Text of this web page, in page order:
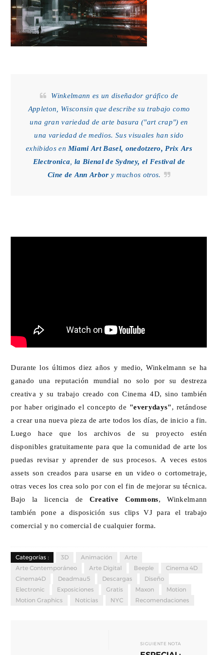
Winkelmann es un diseñador gráfico de
Appleton, Wisconsin que describe su trabajo como
una gran variedad de arte basura ("art crap") en
una variedad de medios. Sus visuales han sido
exhibidos en Miami Art Basel, onedotzero, Prix Ars
Electronica
la Bienal de Sydney, el Festival de
Cine de Ann Arbor y muchos otros.
Durante los últimos diez años y medio, Winkelmann se ha
ganado una reputación mundial no solo por su destreza
creativa y su trabajo creado con Cinema 4D, sino también
por haber originado el concepto de "everydays" , retándose
a crear una nueva pieza de arte todos los días, de inicio a fin.
Luego hace que los archivos de su proyecto estén
disponibles gratuitamente para que la comunidad de arte los
puedas revisar y aprender de sus procesos. A veces estos
assets son creados para usarse en un video o cortometraje,
otras veces los crea solo por con el fin de mejorar su técnica.
Bajo la licencia de Creative Commons , Winkelmann
también pone a disposición sus clips VJ para el trabajo
comercial y no comercial de cualquier forma.
Categorías : 3D Animación
Arte
Arte Contemporáneo
Arte Digital Beeple
Cinema 4D
Cinema4D
Deadmau5 Descargas
Diseño
Electronic
Exposiciones Gratis Maxon
Motion
Motion Graphics
Noticias NYC Recomendaciones
SIGUIENTE NOTA